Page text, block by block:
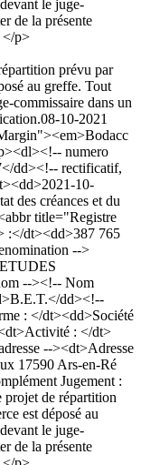
le juge-
de la présente
</p>
prévu par
au greffe. Tout
commissaire dans un
08-10-2021
numero
dd><!-- rectificatif,
10-
des créances et du
title="Registre
:</dt><dd>387 765
-->
--><!-- Nom
dd><!--
: </dt><dd>Société
: </dt>
--><dt>Adresse
17590 Ars-en-Ré
Jugement :
projet de répartition
est déposé au
le juge-
de la présente